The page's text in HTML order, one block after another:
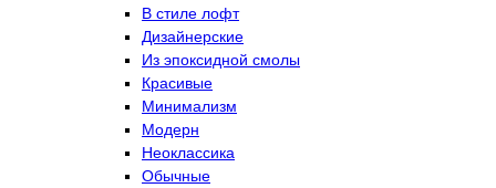
В стиле лофт
Дизайнерские
Из эпоксидной смолы
Красивые
Минимализм
Модерн
Неоклассика
Обычные